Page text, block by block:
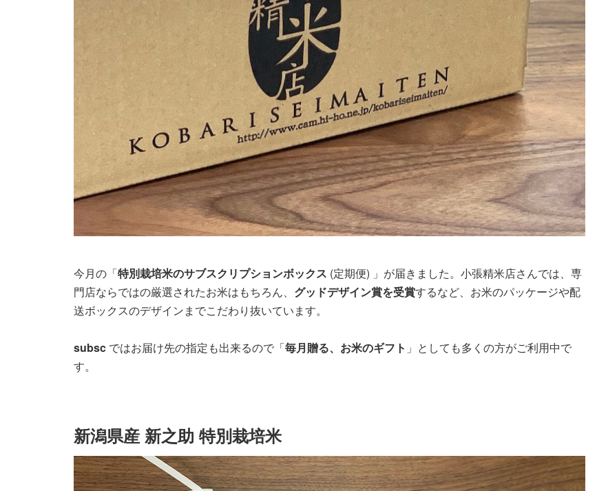
今月の「特別栽培米のサブスクリプションボックス (定期便) 」が届きました。小張精米店さんでは、専
門店ならではの厳選されたお米はもちろん、 グッドデザイン賞を受賞するなど、お米のパッケージや配
送ボックスのデザインまでこだわり抜いています。
subsc ではお届け先の指定も出来るので「毎月贈る、お米のギフト 」としても多くの方がご利用中で
す。
新潟県産 新之助 特別栽培米